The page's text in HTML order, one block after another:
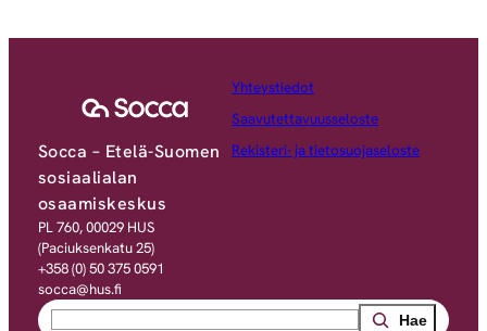
Socca – Etelä-Suomen
sosiaalialan
osaamiskeskus
PL 760, 00029 HUS
(Paciuksenkatu 25)
+358 (0) 50 375 0591
socca@hus.fi
Yhteystiedot
Saavutettavuusseloste
Rekisteri- ja tietosuojaseloste
Search